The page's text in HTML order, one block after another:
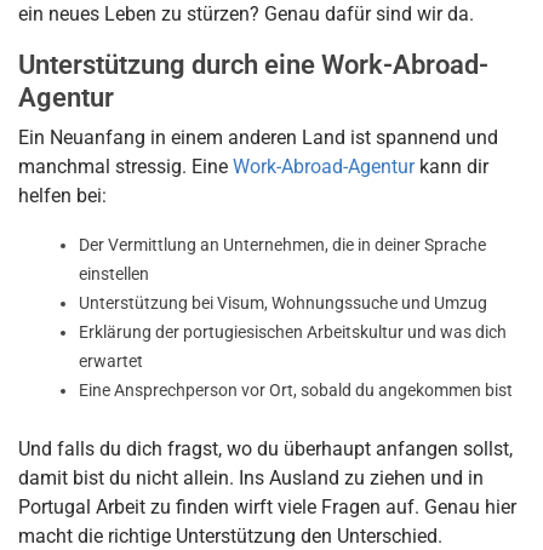
ein neues Leben zu stürzen? Genau dafür sind wir da.
Unterstützung durch eine Work-Abroad-
Agentur
Ein Neuanfang in einem anderen Land ist spannend und
manchmal stressig. Eine Work-Abroad-Agentur kann dir
helfen bei:
Der Vermittlung an Unternehmen, die in deiner Sprache
einstellen
Unterstützung bei Visum, Wohnungssuche und Umzug
Erklärung der portugiesischen Arbeitskultur und was dich
erwartet
Eine Ansprechperson vor Ort, sobald du angekommen bist
Und falls du dich fragst, wo du überhaupt anfangen sollst,
damit bist du nicht allein. Ins Ausland zu ziehen und in
Portugal Arbeit zu finden wirft viele Fragen auf. Genau hier
macht die richtige Unterstützung den Unterschied.